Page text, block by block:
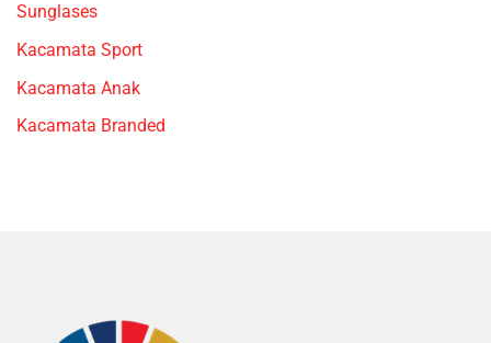
Sunglases
Kacamata Sport
Kacamata Anak
Kacamata Branded